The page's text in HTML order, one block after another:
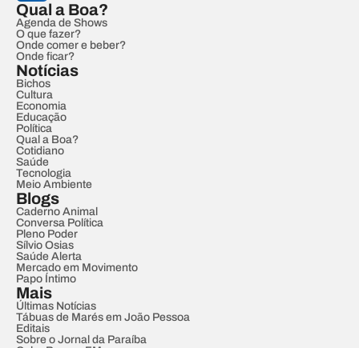
Qual a Boa?
Agenda de Shows
O que fazer?
Onde comer e beber?
Onde ficar?
Notícias
Bichos
Cultura
Economia
Educação
Política
Qual a Boa?
Cotidiano
Saúde
Tecnologia
Meio Ambiente
Blogs
Caderno Animal
Conversa Política
Pleno Poder
Sílvio Osias
Saúde Alerta
Mercado em Movimento
Papo Íntimo
Mais
Últimas Notícias
Tábuas de Marés em João Pessoa
Editais
Sobre o Jornal da Paraíba